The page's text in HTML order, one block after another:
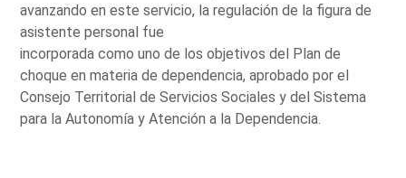
avanzando en este servicio, la regulación de la figura de
asistente personal fue
incorporada como uno de los objetivos del Plan de
choque en materia de dependencia, aprobado por el
Consejo Territorial de Servicios Sociales y del Sistema
para la Autonomía y Atención a la Dependencia.